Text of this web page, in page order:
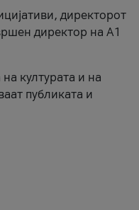
директорот
директор на A1
културата и на
публиката и